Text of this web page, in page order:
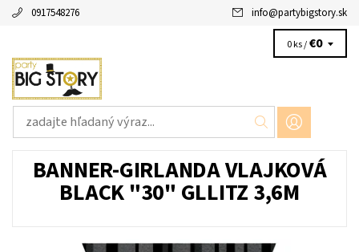
0917548276 info@partybigstory.sk
0 ks /€0
BANNER-GIRLANDA VLAJKOVÁ
BLACK "30" GLLITZ 3,6M